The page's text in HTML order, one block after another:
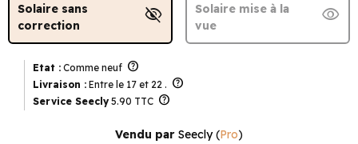
Solaire sans
correction
visibility_off
Solaire mise à la
vue
visibility
Etat : Comme neuf help
Livraison : Entre le 17 et 22 . help
Service Seecly 5.90 TTC help
Vendu par Seecly(Pro)